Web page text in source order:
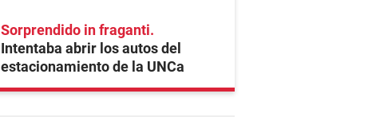
Sorprendido in fraganti
Intentaba abrir los autos del
estacionamiento de la UNCa